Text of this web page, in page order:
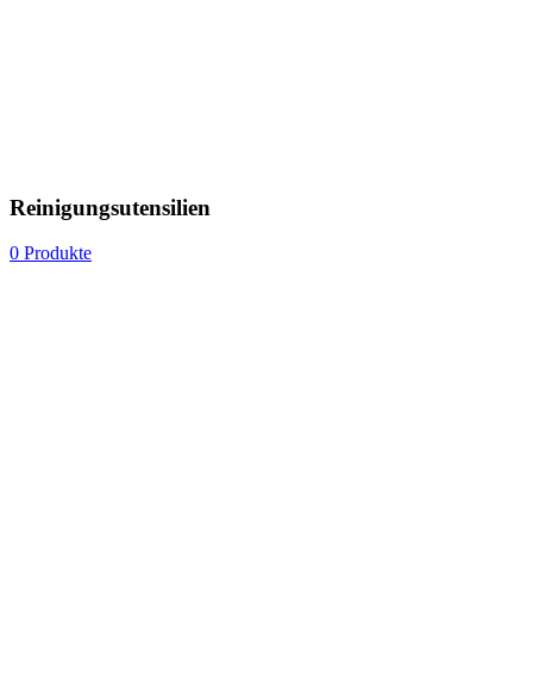
Reinigungsutensilien
0 Produkte